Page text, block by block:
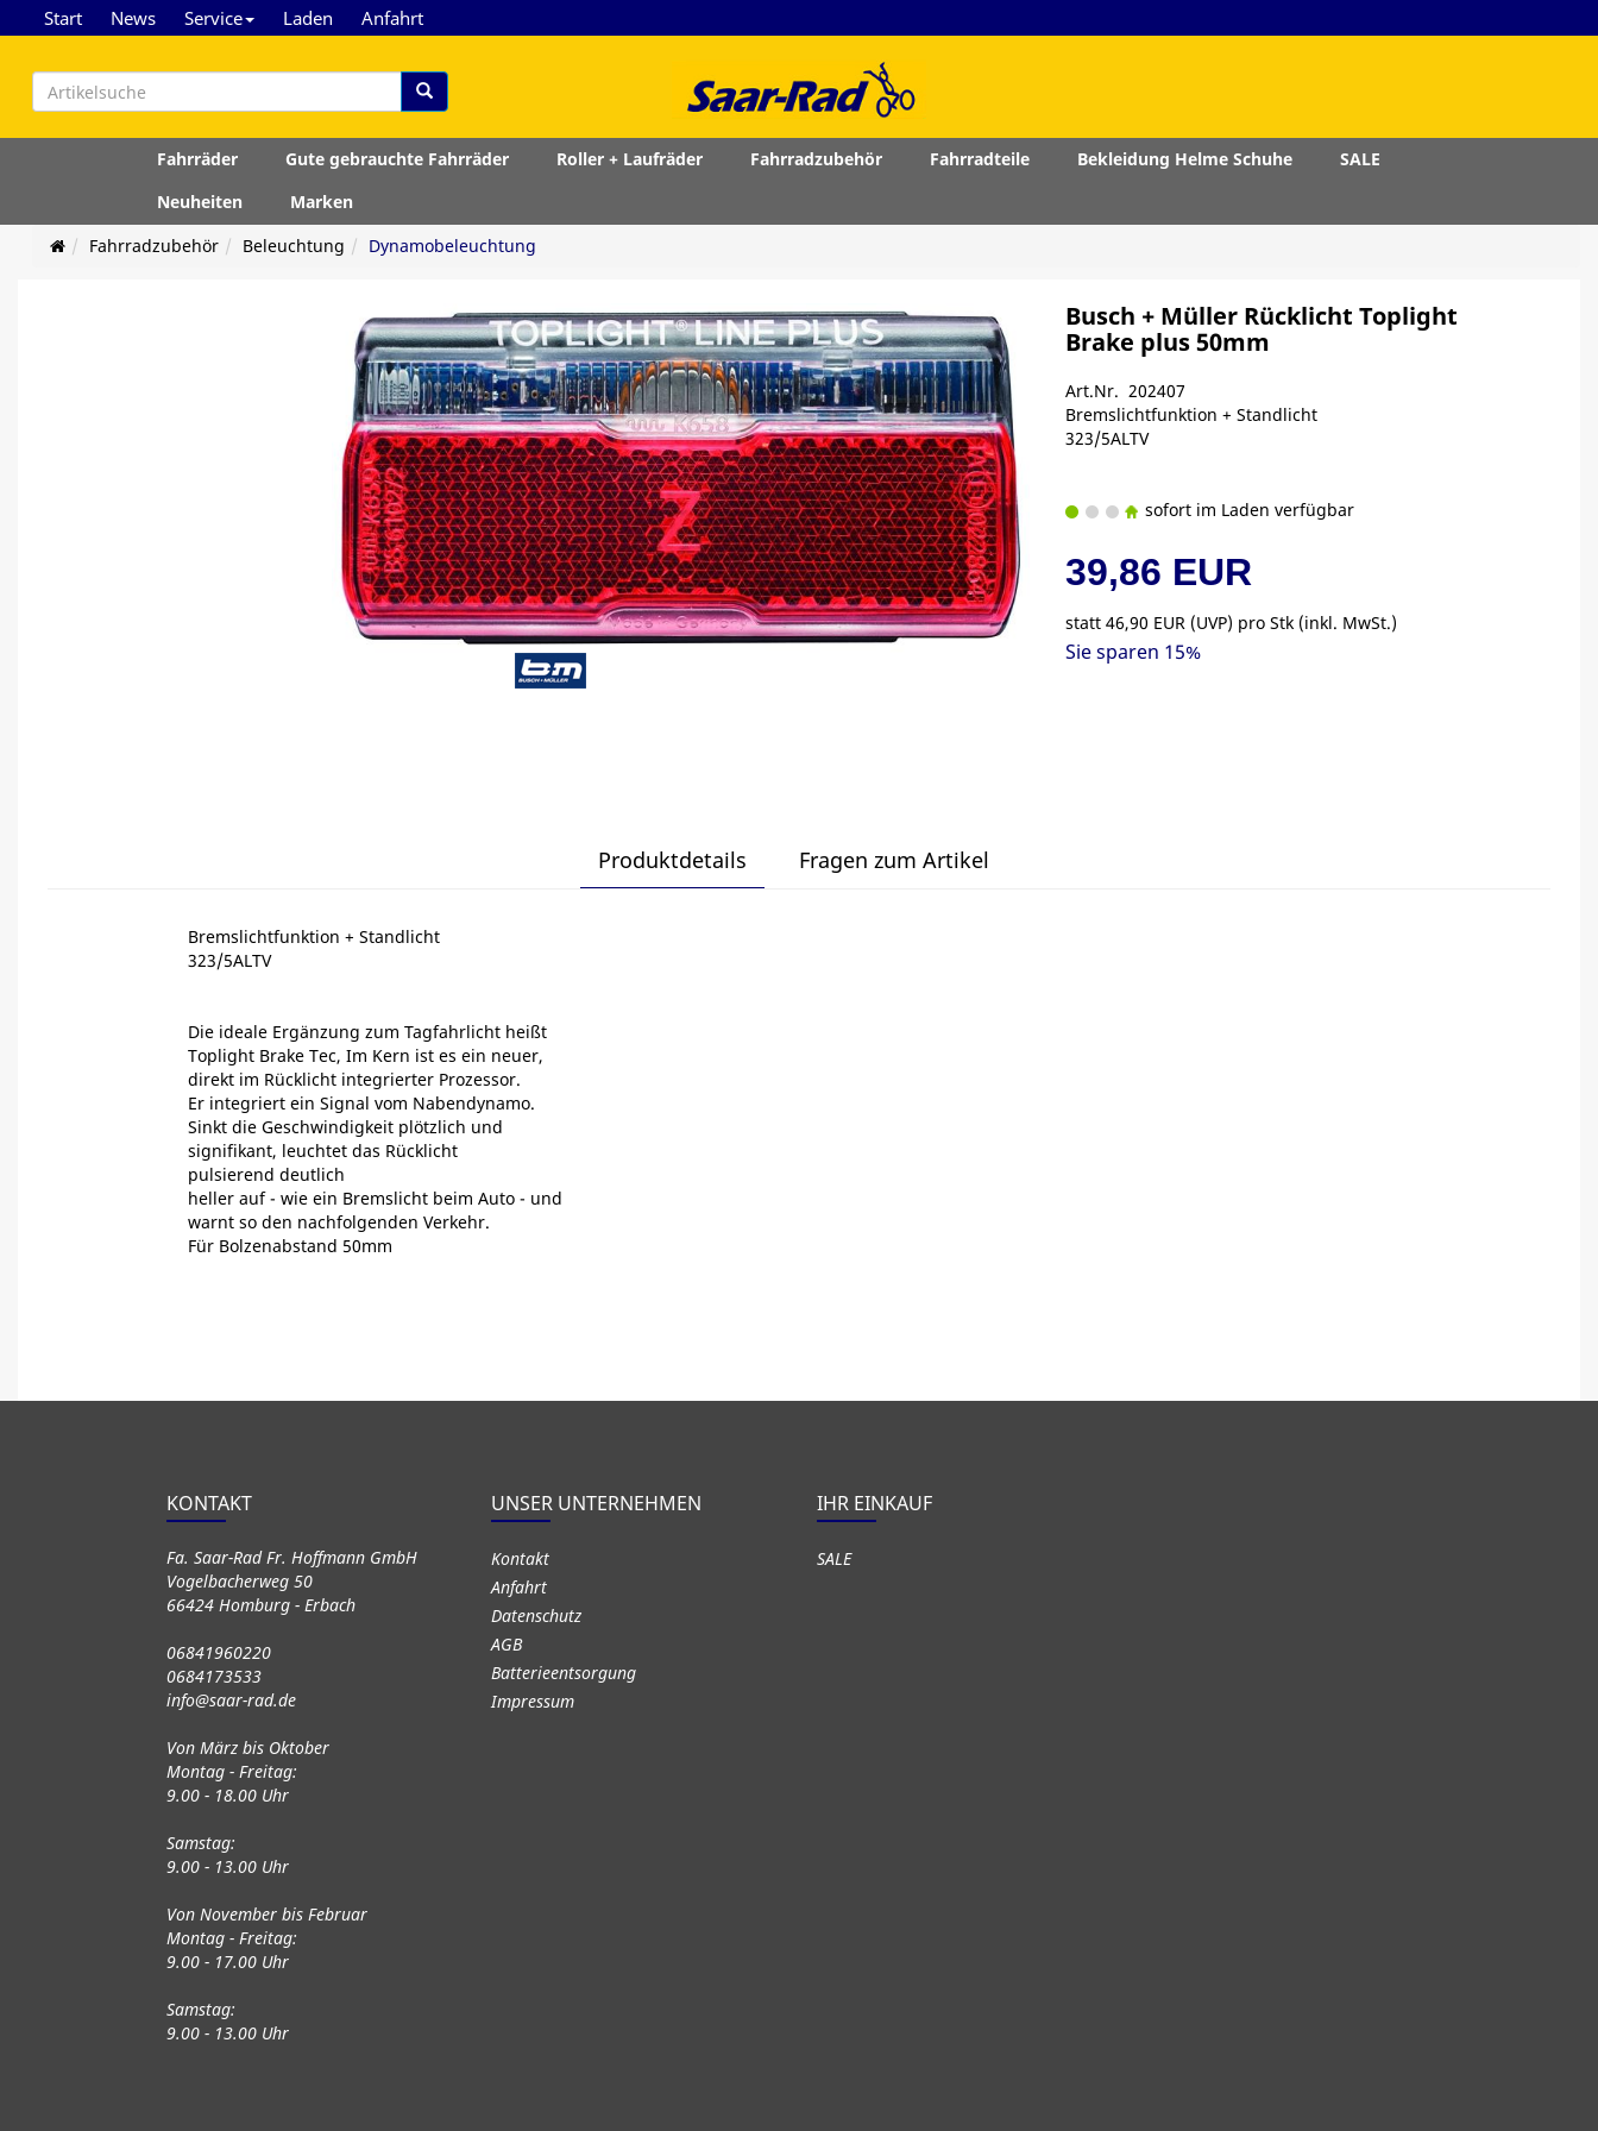
Start News Service Laden Anfahrt
Fahrräder Gute gebrauchte Fahrräder Roller + Laufräder Fahrradzubehör Fahrradteile Bekleidung Helme Schuhe
SALE
Neuheiten
Marken
Fahrradzubehör
Beleuchtung Dynamobeleuchtung
Busch + Müller Rücklicht Toplight
Brake plus 50mm
Art.Nr. 202407
Bremslichtfunktion + Standlicht
323/5ALTV
sofort im Laden verfügbar
39,86 EUR
statt46,90 EUR (UVP) pro Stk (inkl. MwSt.)
Sie sparen 15%
Produktdetails Fragen zum Artikel
Bremslichtfunktion + Standlicht
323/5ALTV
Die ideale Ergänzung zum Tagfahrlicht heißt
Toplight Brake Tec, Im Kern ist es ein neuer,
direkt im Rücklicht integrierter Prozessor.
Er integriert ein Signal vom Nabendynamo.
Sinkt die Geschwindigkeit plötzlich und
signifikant, leuchtet das Rücklicht
pulsierend deutlich
heller auf - wie ein Bremslicht beim Auto - und
warnt so den nachfolgenden Verkehr.
Für Bolzenabstand 50mm
KONTAKT
Fa. Saar-Rad Fr. Hoffmann GmbH
Vogelbacherweg 50
66424 Homburg - Erbach
06841960220
0684173533
info@saar-rad.de
Von März bis Oktober
Montag - Freitag:
9.00 - 18.00 Uhr
Samstag:
9.00 - 13.00 Uhr
Von November bis Februar
Montag - Freitag:
9.00 - 17.00 Uhr
Samstag:
9.00 - 13.00 Uhr
UNSER UNTERNEHMEN
Kontakt
Anfahrt
Datenschutz
AGB
Batterieentsorgung
Impressum
IHR EINKAUF
SALE